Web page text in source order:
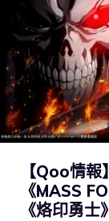
【Qoo情
《MASS
《烙印勇